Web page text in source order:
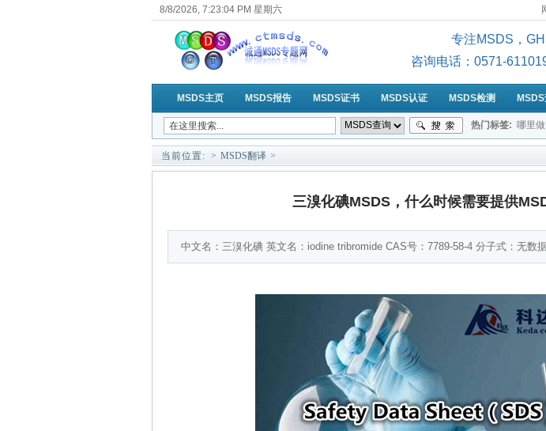
8/8/2026, 7:23:04 PM 星期六
专注MSDS，
咨询电话：0571-
MSDS主页 MSDS报告 MSDS证书 MSDS认证 MSDS检测
热门标签: 哪里
当前位置: > MSDS翻译 >
三溴化碘MSDS，什么时候需要提供
中文名：三溴化碘 英文名：iodine tribromide CAS号：7789-58-4 分子式：无数